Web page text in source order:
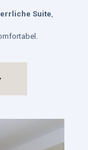
Suite